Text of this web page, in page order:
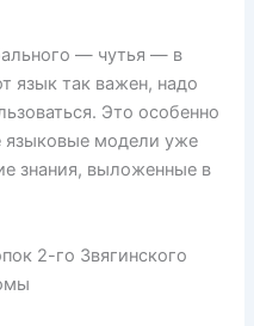
— чутья — в
язык так важен, надо
Это особенно
языковые модели уже
знания, выложенные в
2-го Звягинского